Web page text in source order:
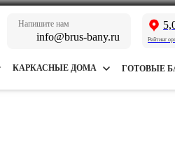
Напишите нам
info@brus-bany.ru Рейтинг
КАРКАСНЫЕ ДОМА ГОТОВЫЕ